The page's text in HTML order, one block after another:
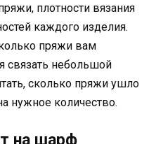
плотности вязания
каждого изделия.
пряжи вам
связать небольшой
сколько пряжи ушло
нужное количество.
на шарф